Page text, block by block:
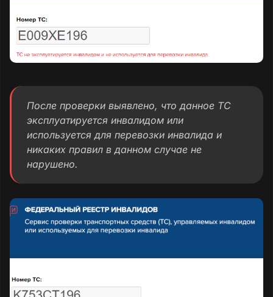
После проверки выявлено, что данное ТС
эксплуатируется инвалидом или
используется для перевозки инвалида и
никаких правил в данном случае не
нарушено.